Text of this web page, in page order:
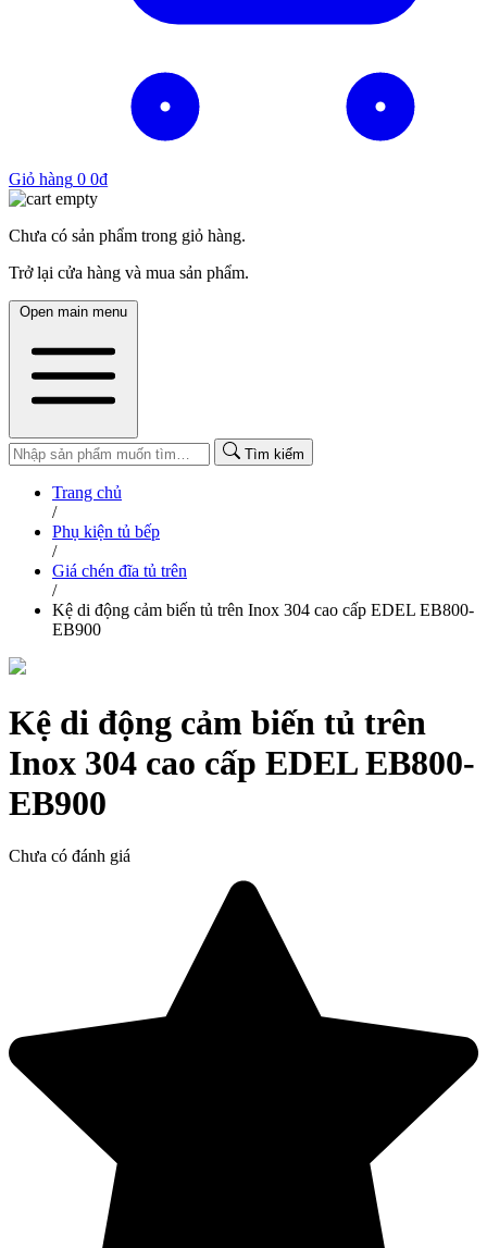
Giỏ hàng 0 0₫
Chưa có sản phẩm trong giỏ hàng.
Trở lại cửa hàng và mua sản phẩm.
Open main menu
Tìm kiếm
Trang chủ
/
Phụ kiện tủ bếp
/
Giá chén đĩa tủ trên
/
Kệ di động cảm biến tủ trên Inox 304 cao cấp EDEL EB800-
EB900
Kệ di động cảm biến tủ trên
Inox 304 cao cấp EDEL EB800-
EB900
Chưa có đánh giá